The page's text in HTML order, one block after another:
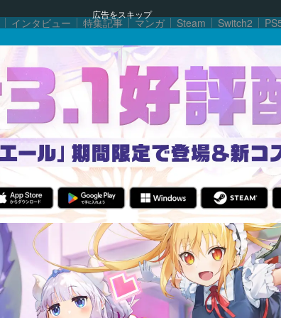
広告をスキップ
インタビュー 特集記事 マンガ Steam Switch2